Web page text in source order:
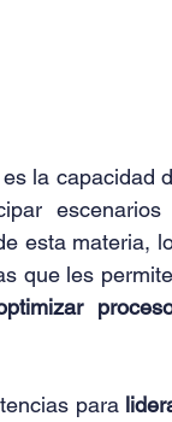
la capacidad
escenarios
esta materia,
para